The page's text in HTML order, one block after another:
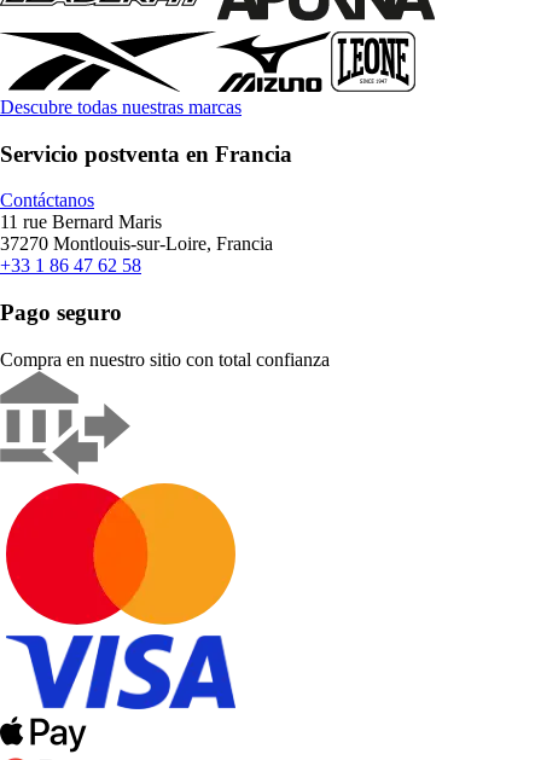
Descubre todas nuestras marcas
Servicio postventa en Francia
Contáctanos
11 rue Bernard Maris
37270 Montlouis-sur-Loire, Francia
+33 1 86 47 62 58
Pago seguro
Compra en nuestro sitio con total confianza